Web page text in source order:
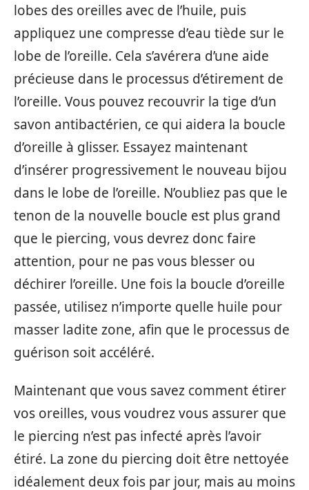
lobes des oreilles avec de l’huile, puis
appliquez une compresse d’eau tiède sur le
lobe de l’oreille. Cela s’avérera d’une aide
précieuse dans le processus d’étirement de
l’oreille. Vous pouvez recouvrir la tige d’un
savon antibactérien, ce qui aidera la boucle
d’oreille à glisser. Essayez maintenant
d’insérer progressivement le nouveau bijou
dans le lobe de l’oreille. N’oubliez pas que le
tenon de la nouvelle boucle est plus grand
que le piercing, vous devrez donc faire
attention, pour ne pas vous blesser ou
déchirer l’oreille. Une fois la boucle d’oreille
passée, utilisez n’importe quelle huile pour
masser ladite zone, afin que le processus de
guérison soit accéléré.
Maintenant que vous savez comment étirer
vos oreilles, vous voudrez vous assurer que
le piercing n’est pas infecté après l’avoir
étiré. La zone du piercing doit être nettoyée
idéalement deux fois par jour, mais au moins